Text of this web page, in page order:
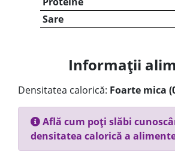
Sare
Informații
Densitatea calorică: Foarte mica
Află cum poți slăbi
densitatea calorică a